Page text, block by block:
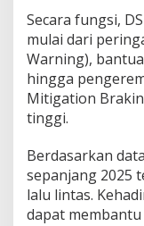
Secara fungsi,
mulai dari
Warning),
hingga
Mitigation
tinggi.
Berdasarkan
sepanjang 2025
lalu lintas.
dapat